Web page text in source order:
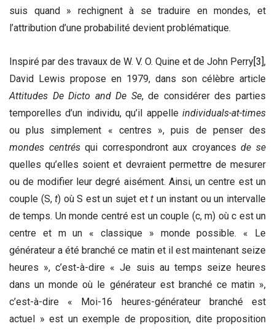
suis quand » rechignent à se traduire en mondes, et
l’attribution d’une probabilité devient problématique.
Inspiré par des travaux de W. V. O. Quine et de John Perry[3],
David Lewis propose en 1979, dans son célèbre article
Attitudes De Dicto and De Se, de considérer des parties
temporelles d’un individu, qu’il appelle individuals-at-times
ou plus simplement « centres », puis de penser des
mondes centrésqui correspondront aux croyancesde se
quelles qu’elles soient et devraient permettre de mesurer
ou de modifier leur degré aisément. Ainsi, un centre est un
couple (S,t) où S est un sujet ett un instant ou un intervalle
de temps. Un monde centré est un couple (c, m) où c est un
centre et m un « classique » monde possible. « Le
générateur a été branché ce matin et il est maintenant seize
heures », c’est-à-dire « Je suis au temps seize heures
dans un monde où le générateur est branché ce matin »,
c’est-à-dire « Moi-16 heures-générateur branché est
actuel » est un exemple de proposition, dite proposition